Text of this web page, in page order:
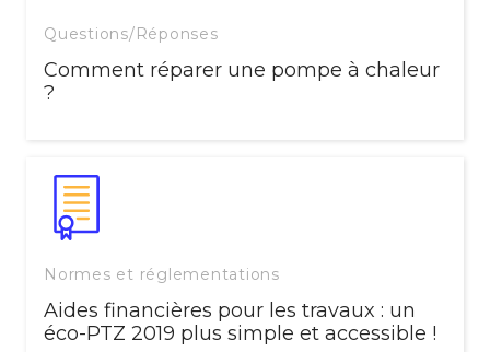
Questions/Réponses
Comment réparer une pompe à chaleur
?
Normes et réglementations
Aides financières pour les travaux : un
éco-PTZ 2019 plus simple et accessible !